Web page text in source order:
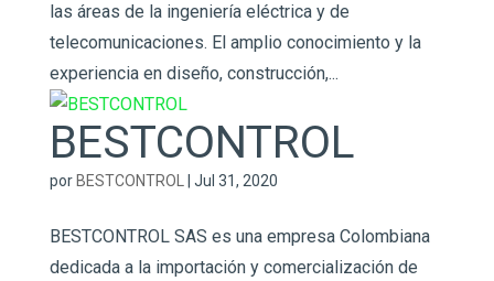
las áreas de la ingeniería eléctrica y de
telecomunicaciones. El amplio conocimiento y la
experiencia en diseño, construcción,...
BESTCONTROL
por BESTCONTROL Jul 31, 2020
BESTCONTROL SAS es una empresa Colombiana
dedicada a la importación y comercialización de